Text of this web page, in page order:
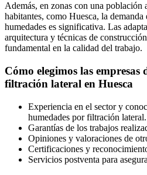
Además, en zonas con una población
habitantes, como Huesca, la
humedades es significativa. Las
arquitectura y técnicas de
fundamental en la calidad del trabajo.
Cómo elegimos las empresas
filtración lateral en Huesca
Experiencia en el sector y
humedades por filtración lateral.
Garantías de los trabajos
Opiniones y valoraciones de
Certificaciones y
Servicios postventa para